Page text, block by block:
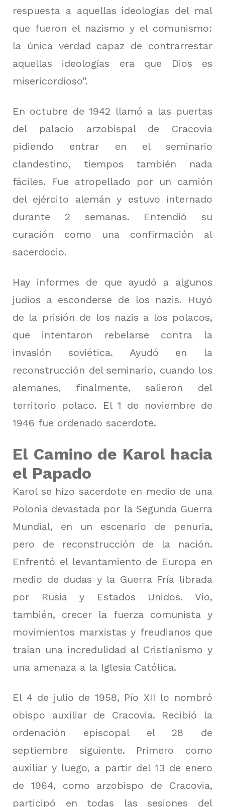
respuesta a aquellas ideologías del mal
que fueron el nazismo y el comunismo:
la única verdad capaz de contrarrestar
aquellas ideologías era que Dios es
misericordioso”.
En octubre de 1942 llamó a las puertas
del palacio arzobispal de Cracovia
pidiendo entrar en el seminario
clandestino, tiempos también nada
fáciles. Fue atropellado por un camión
del ejército alemán y estuvo internado
durante 2 semanas. Entendió su
curación como una confirmación al
sacerdocio.
Hay informes de que ayudó a algunos
judíos a esconderse de los nazis. Huyó
de la prisión de los nazis a los polacos,
que intentaron rebelarse contra la
invasión soviética. Ayudó en la
reconstrucción del seminario, cuando los
alemanes, finalmente, salieron del
territorio polaco. El 1 de noviembre de
1946 fue ordenado sacerdote.
El Camino de Karol hacia
el Papado
Karol se hizo sacerdote en medio de una
Polonia devastada por la Segunda Guerra
Mundial, en un escenario de penuria,
pero de reconstrucción de la nación.
Enfrentó el levantamiento de Europa en
medio de dudas y la Guerra Fría librada
por Rusia y Estados Unidos. Vio,
también, crecer la fuerza comunista y
movimientos marxistas y freudianos que
traían una incredulidad al Cristianismo y
una amenaza a la Iglesia Católica.
El 4 de julio de 1958, Pío XII lo nombró
obispo auxiliar de Cracovia. Recibió la
ordenación episcopal el 28 de
septiembre siguiente. Primero como
auxiliar y luego, a partir del 13 de enero
de 1964, como arzobispo de Cracovia,
participó en todas las sesiones del